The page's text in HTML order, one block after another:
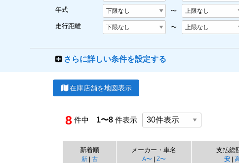
年式 〜
走行距離 〜
さらに詳しい条件を設定する
在庫店舗を地図表示
8 件中 1〜8 件表示
新着順
新 | 古
メーカー・車名
A〜| Z〜
支払総
安|